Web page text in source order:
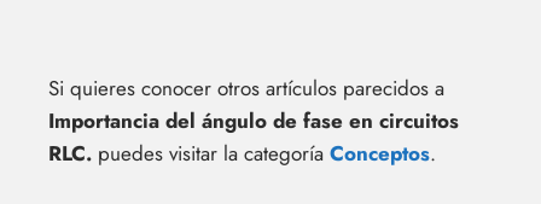
Si quieres conocer otros artículos parecidos a
Importancia del ángulo de fase en circuitos
RLC. puedes visitar la categoría Conceptos.